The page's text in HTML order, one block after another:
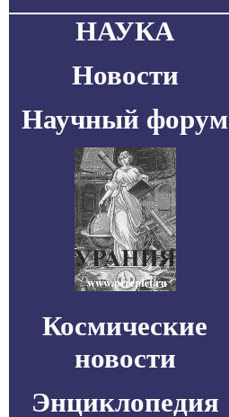
НАУКА
Новости
Научный форум
Космические
новости
Энциклопедия